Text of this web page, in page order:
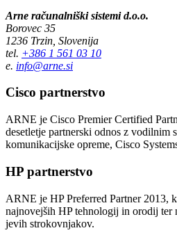
Arne računalniški sistemi d.o.o.
Borovec 35
1236 Trzin, Slovenija
tel. +386 1 561 03 10
e. info@arne.si
Cisco partnerstvo
ARNE je Cisco Premier Certified
desetletje partnerski odnos z vodilnim
komunikacijske opreme, Cisco
HP partnerstvo
ARNE je HP Preferred Partner 2013,
najnovejših HP tehnologij in orodij ter
jevih strokovnjakov.